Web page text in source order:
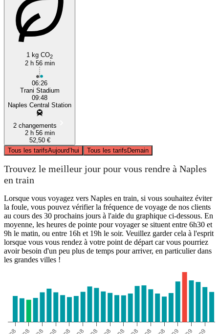
1 kg CO2
2 h 56 min
06:26
Trani Stadium
09:48
Naples Central Station
2 changements
2 h 56 min
52,50 €
Tous les tarifsAujourd’hui Tous les tarifsDemain
Trouvez le meilleur jour pour vous rendre à Naples
en train
Lorsque vous voyagez vers Naples en train, si vous souhaitez éviter
la foule, vous pouvez vérifier la fréquence de voyage de nos clients
au cours des 30 prochains jours à l'aide du graphique ci-dessous. En
moyenne, les heures de pointe pour voyager se situent entre 6h30 et
9h le matin, ou entre 16h et 19h le soir. Veuillez garder cela à l'esprit
lorsque vous vous rendez à votre point de départ car vous pourriez
avoir besoin d'un peu plus de temps pour arriver, en particulier dans
les grandes villes !